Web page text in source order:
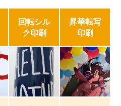
回転シル
ク印刷
昇華転写
印刷